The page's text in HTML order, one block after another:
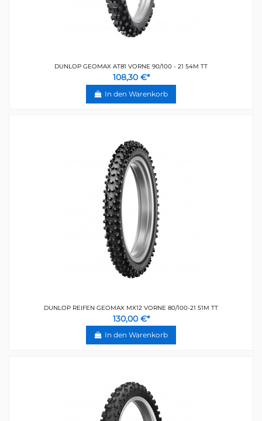
DUNLOP GEOMAX AT81 VORNE 90/100 - 21 54M TT
108,30 €*
In den Warenkorb
DUNLOP REIFEN GEOMAX MX12 VORNE 80/100-21 51M TT
130,00 €*
In den Warenkorb